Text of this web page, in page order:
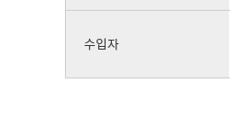
수입자